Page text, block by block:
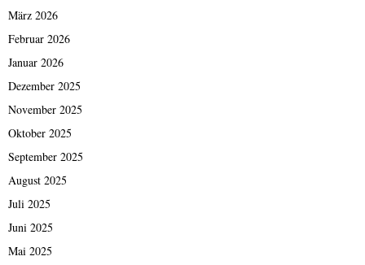
März 2026
Februar 2026
Januar 2026
Dezember 2025
November 2025
Oktober 2025
September 2025
August 2025
Juli 2025
Juni 2025
Mai 2025